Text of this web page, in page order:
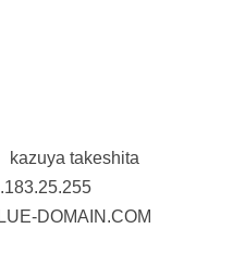
kazuya takeshita
DOMAIN.COM